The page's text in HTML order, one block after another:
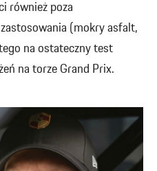
również poza
(mokry asfalt,
na ostateczny test
na torze Grand Prix.